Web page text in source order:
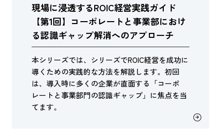
現場に浸透するROIC経営実践ガイド
【第1回】コーポレートと事業部におけ
る認識ギャップ解消へのアプローチ
本シリーズでは、シリーズでROIC経営を成功に
導くための実践的な方法を解説します。初回
は、導入時に多くの企業が直面する「コーポ
レートと事業部門の認識ギャップ」に焦点を当
てます。